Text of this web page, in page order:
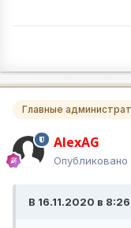
Главные
AlexAG
Опубликовано
В 16.11.2020 в